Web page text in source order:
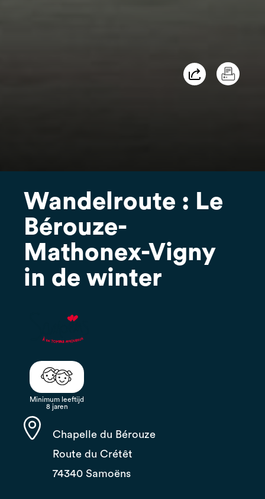
Wandelroute : Le
Bérouze-
Mathonex-Vigny
in de winter
Minimum leeftijd
8 jaren
Chapelle du Bérouze
Route du Crétêt
74340 Samoëns